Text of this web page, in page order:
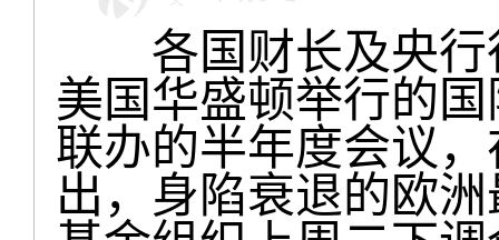
各国财长及央行
美国华盛顿举行的
联办的半年度会议
出，身陷衰退的欧